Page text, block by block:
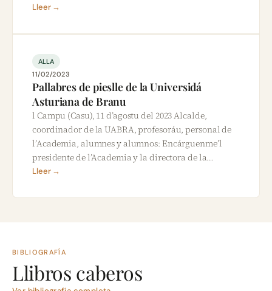
Lleer →
ALLA
11/02/2023
Pallabres de pieslle de la Universidá
Asturiana de Branu
l Campu (Casu), 11 d’agostu del 2023 Alcalde,
coordinador de la UABRA, profesoráu, personal de
l’Academia, alumnes y alumnos: Encárguenme’l
presidente de l’Academia y la directora de la…
Lleer →
BIBLIOGRAFÍA
Llibros caberos